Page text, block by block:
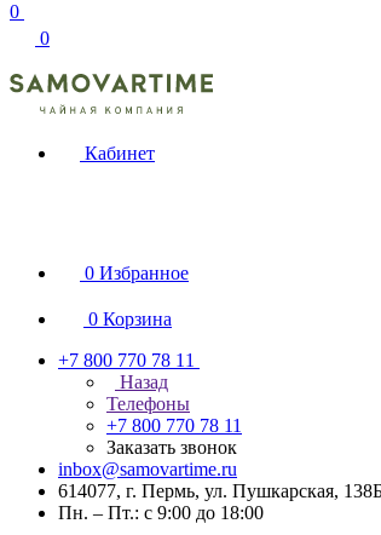
0
0
Кабинет
0 Избранное
0 Корзина
+7 800 770 78 11
Назад
Телефоны
+7 800 770 78 11
Заказать звонок
inbox@samovartime.ru
614077, г. Пермь, ул. Пушкарская,
Пн. – Пт.: с 9:00 до 18:00